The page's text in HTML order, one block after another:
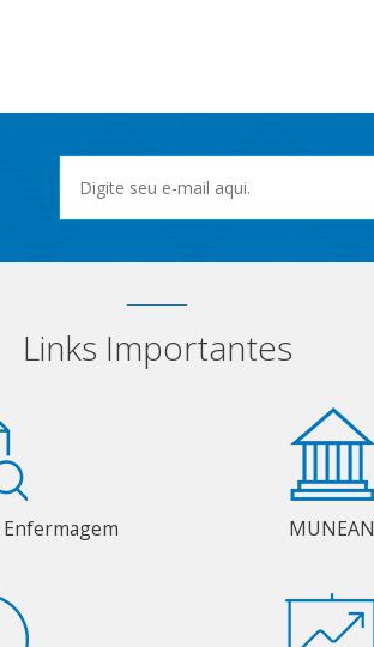
Links Importantes
MUNEAN